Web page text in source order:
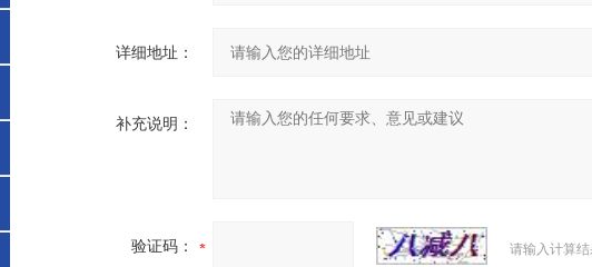
详细地址：
补充说明：
验证码： 请输入计算